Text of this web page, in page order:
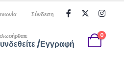
Σύνδεση
/Εγγραφή
0